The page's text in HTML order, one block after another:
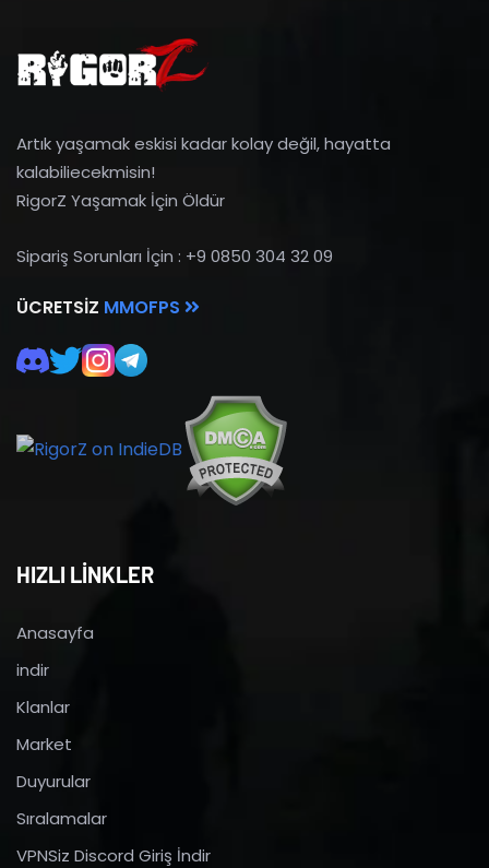
Artık yaşamak eskisi kadar kolay değil, hayatta
kalabiliecekmisin!
RigorZ Yaşamak İçin Öldür
Sipariş Sorunları İçin : +9 0850 304 32 09
ÜCRETSIZ MMOFPS
HIZLI LİNKLER
Anasayfa
indir
Klanlar
Market
Duyurular
Sıralamalar
VPNSiz Discord Giriş İndir